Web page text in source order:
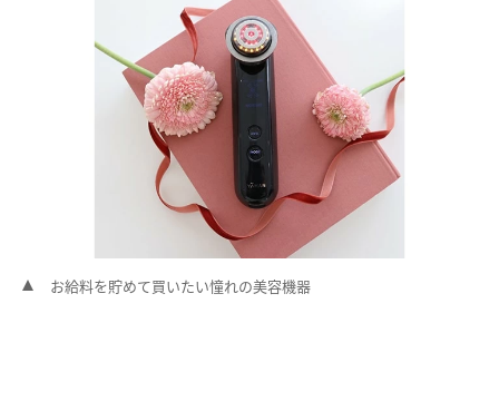
お給料を貯めて買いたい憧れの美容機器